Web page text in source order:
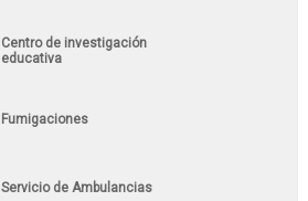
Centro de investigación
educativa
Fumigaciones
Servicio de Ambulancias